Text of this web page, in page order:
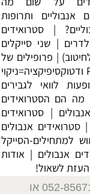
אנבוליים ותרופות
| סטרואידים
| שני סייקלים
| פרופילים של
סייקל-סטרואידים, PCT ודטוקסיפיקציה=ניקוי
לוואי לגבירים
מה הם הסטרואידים
| סטרואידים
|סטרואידים אנבולים
למתחילים-הסייקל
אנבולים | אודות
לשאול!
או